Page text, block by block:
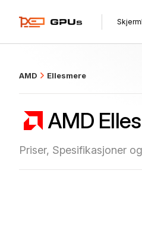
AMD Ellesmere
AMD
Priser, Spesifikasjoner